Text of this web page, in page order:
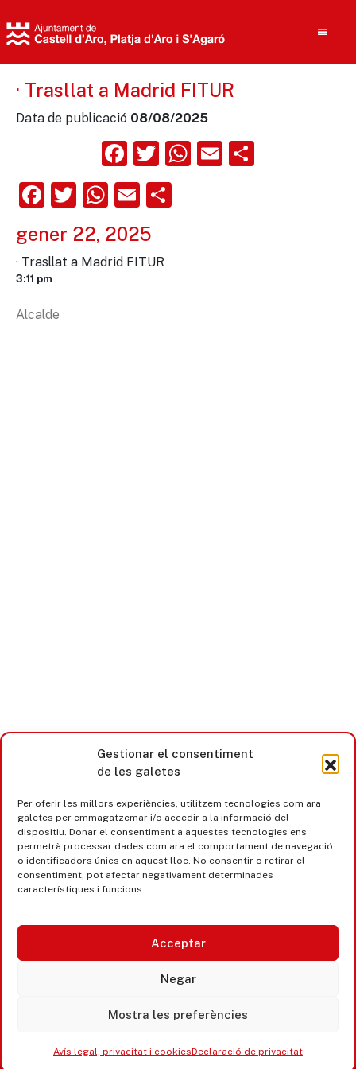
Gestionar el consentiment
de les galetes
Per oferir les millors experiències, utilitzem tecnologies com ara
galetes per emmagatzemar i/o accedir a la informació del
dispositiu. Donar el consentiment a aquestes tecnologies ens
permetrà processar dades com ara el comportament de navegació
o identificadors únics en aquest lloc. No consentir o retirar el
consentiment, pot afectar negativament determinades
característiques i funcions.
Acceptar
Negar
Mostra les preferències
Avís legal, privacitat i cookiesDeclaració de privacitat
· Trasllat a Madrid FITUR
Data de publicació 08/08/2025
Facebook
Twitter
WhatsApp
Email
Facebook
Twitter
WhatsApp
Email
gener 22, 2025
· Trasllat a Madrid FITUR
3:11 pm
Alcalde
Castell d’Aro · Platja d’Aro · S’Agaró
365 www.platjadaro